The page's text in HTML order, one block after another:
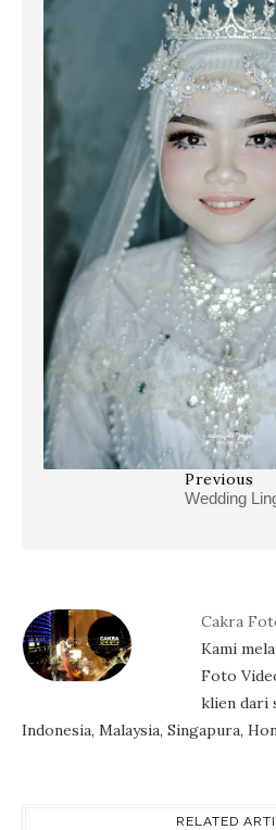
Previous
Wedding
Cakra
Kami
Foto
klien dari
Indonesia, Malaysia, Singapura,
RELATED